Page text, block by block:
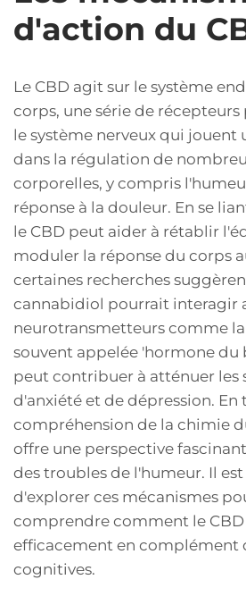
d'action du
Le CBD agit sur le système
corps, une série de
le système nerveux qui jouent
dans la régulation de
corporelles, y compris
réponse à la douleur. En se
le CBD peut aider à rétablir
moduler la réponse du corps
certaines recherches
cannabidiol pourrait interagir
neurotransmetteurs comme
souvent appelée 'hormone du
peut contribuer à atténuer les
d'anxiété et de dépression.
compréhension de la chimie
offre une perspective
des troubles de l'humeur. Il est
d'explorer ces mécanismes
comprendre comment le
efficacement en complément
cognitives.